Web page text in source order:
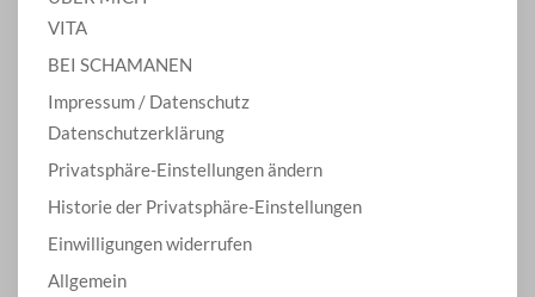
VITA
BEI SCHAMANEN
Impressum / Datenschutz
Datenschutzerklärung
Privatsphäre-Einstellungen ändern
Historie der Privatsphäre-Einstellungen
Einwilligungen widerrufen
Allgemein